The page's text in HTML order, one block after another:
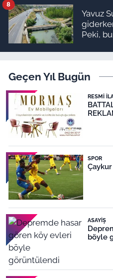
Yavuz
Peki,
8
Geçen Yıl Bugün
RESMI
SPOR
ASAYIŞ
böyle